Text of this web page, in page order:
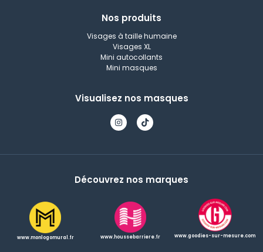
Nos produits
Visages à taille humaine
Visages XL
Mini autocollants
Mini masques
Visualisez nos masques
Découvrez nos marques
www.monlogomural.fr www.houssebarriere.fr www.goodies-sur-mesure.com